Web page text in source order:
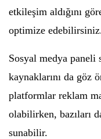
etkileşim aldığını
optimize
Sosyal medya
kaynaklarını da göz
platformlar reklam
olabilirken, bazıları
sunabilir.